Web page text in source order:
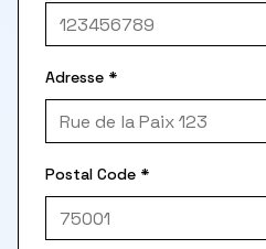
Adresse *
Postal Code *